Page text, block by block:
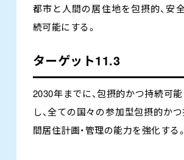
都市と人間の居住地を包摂的、安
続可能にする。
ターゲット11.3
2030年までに、包摂的かつ持続可
し、全ての国々の参加型包摂的か
間居住計画・管理の能力を強化する。